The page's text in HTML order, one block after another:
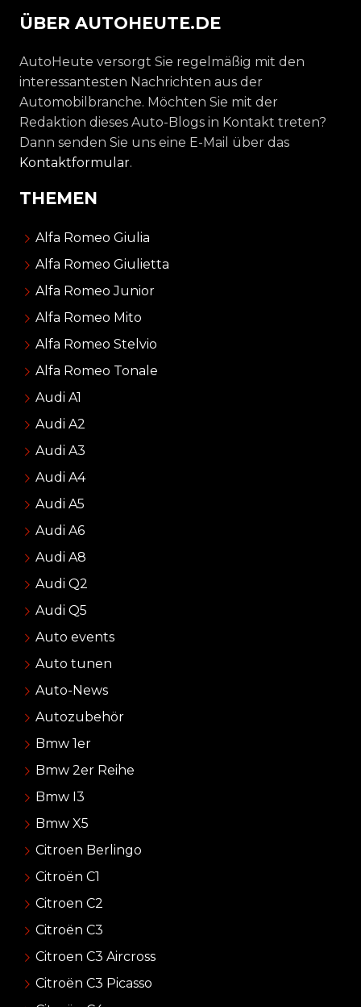
ÜBER AUTOHEUTE.DE
AutoHeute versorgt Sie regelmäßig mit den
interessantesten Nachrichten aus der
Automobilbranche. Möchten Sie mit der
Redaktion dieses Auto-Blogs in Kontakt treten?
Dann senden Sie uns eine E-Mail über das
Kontaktformular.
THEMEN
Alfa Romeo Giulia
Alfa Romeo Giulietta
Alfa Romeo Junior
Alfa Romeo Mito
Alfa Romeo Stelvio
Alfa Romeo Tonale
Audi A1
Audi A2
Audi A3
Audi A4
Audi A5
Audi A6
Audi A8
Audi Q2
Audi Q5
Auto events
Auto tunen
Auto-News
Autozubehör
Bmw 1er
Bmw 2er Reihe
Bmw I3
Bmw X5
Citroen Berlingo
Citroën C1
Citroen C2
Citroën C3
Citroen C3 Aircross
Citroën C3 Picasso